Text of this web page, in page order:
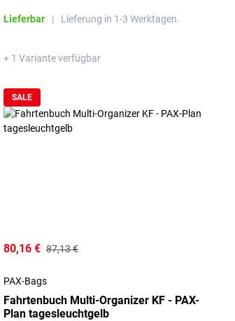
seinen Platz. 1x Schlüsselclip.
Lieferbar | Lieferung in 1-3 Werktagen.
+ 1 Variante verfügbar
SALE
80,16 € 87,13 €
PAX-Bags
Fahrtenbuch Multi-Organizer KF - PAX-
Plan tagesleuchtgelb